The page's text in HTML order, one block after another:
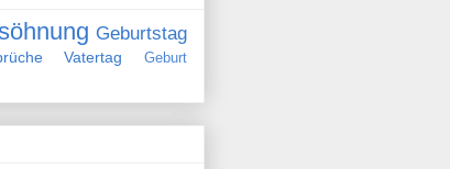
Geburtstag
Vatertag Geburt